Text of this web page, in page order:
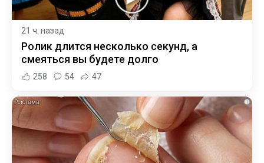
21 ч. назад
Ролик длится несколько секунд, а
смеяться вы будете долго
258 54 47
i